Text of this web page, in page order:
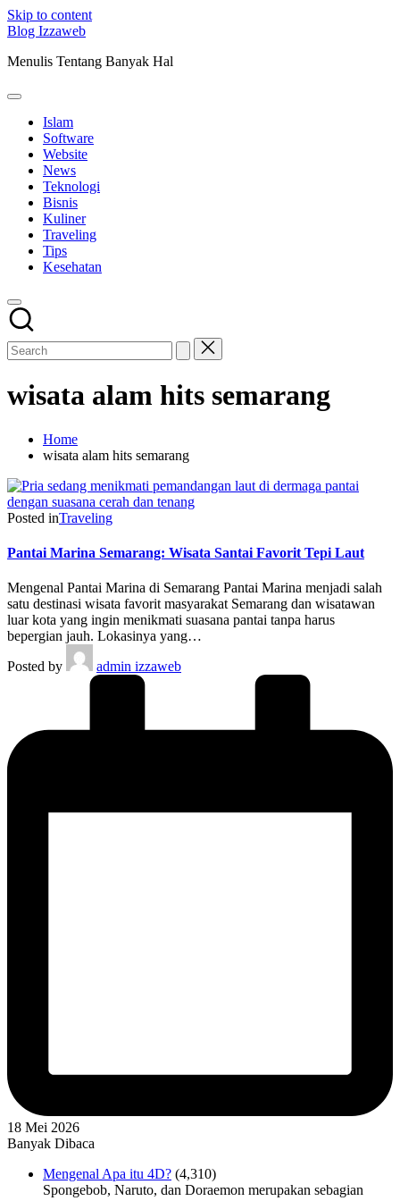
Skip to content
Blog Izzaweb
Menulis Tentang Banyak Hal
Islam
Software
Website
News
Teknologi
Bisnis
Kuliner
Traveling
Tips
Kesehatan
wisata alam hits semarang
Home
wisata alam hits semarang
Posted inTraveling
Pantai Marina Semarang: Wisata Santai Favorit Tepi Laut
Mengenal Pantai Marina di Semarang Pantai Marina menjadi salah
satu destinasi wisata favorit masyarakat Semarang dan wisatawan
luar kota yang ingin menikmati suasana pantai tanpa harus
bepergian jauh. Lokasinya yang…
Posted by
admin izzaweb
18 Mei 2026
Banyak Dibaca
Mengenal Apa itu 4D? (4,310)
Spongebob, Naruto, dan Doraemon merupakan sebagian